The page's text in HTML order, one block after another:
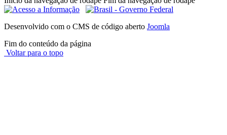
Desenvolvido com o CMS de código aberto Joomla
Fim do conteúdo da página
Voltar para o topo